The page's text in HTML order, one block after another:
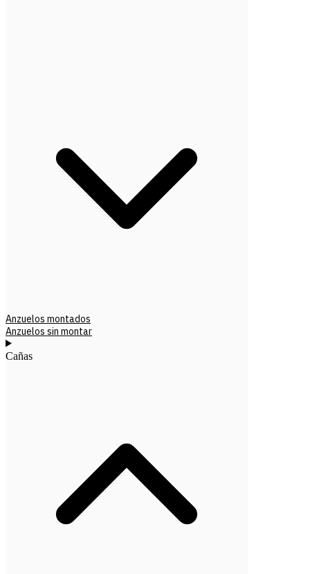
Anzuelos montados
Anzuelos sin montar
Cañas